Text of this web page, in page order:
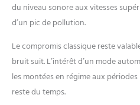
du niveau sonore aux vitesses
d’un pic de pollution.
Le compromis classique reste
bruit suit. L’intérêt d’un mode
les montées en régime aux
reste du temps.